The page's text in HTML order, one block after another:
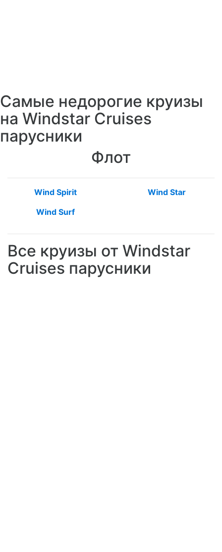
Самые недорогие круизы
на Windstar Cruises
парусники
Флот
Wind Spirit
Wind Star
Wind Surf
Все круизы от Windstar
Cruises парусники